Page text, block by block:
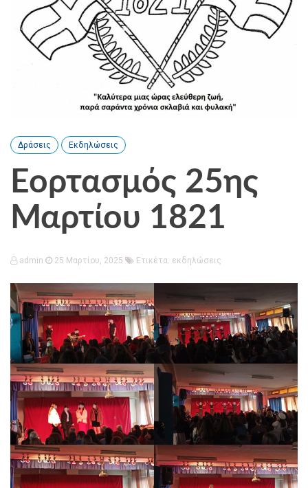
Δράσεις Εκδηλώσεις
Εορτασμός 25ης
Μαρτίου 1821
admin 25 Μαρτίου, 2025 Ετικέτα: εκδηλώσεις